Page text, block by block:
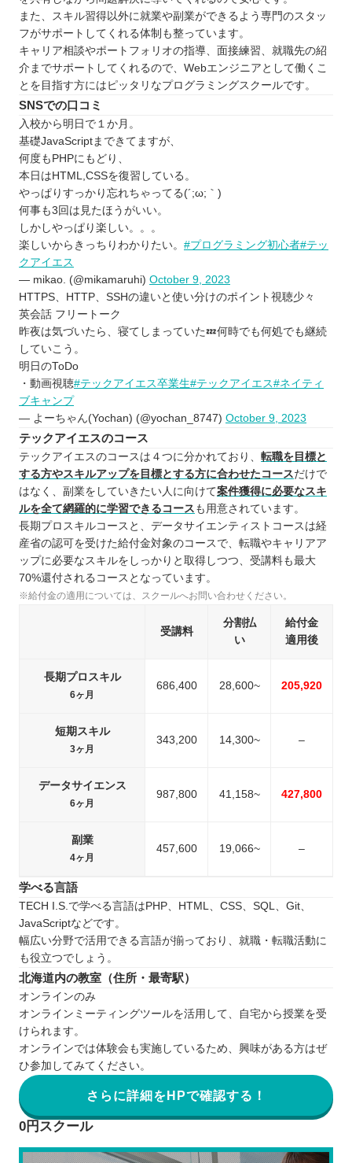
また、スキル習得以外に就業や副業ができるよう専門のスタッ
フがサポートしてくれる体制も整っています。
キャリア相談やポートフォリオの指導、面接練習、就職先の紹
介までサポートしてくれるので、Webエンジニアとして働くこ
とを目指す方にはピッタリなプログラミングスクールです。
SNSでの口コミ
入校から明日で１か月。
基礎JavaScriptまできてますが、
何度もPHPにもどり、
本日はHTML,CSSを復習している。
やっぱりすっかり忘れちゃってる(´;ω;｀)
何事も3回は見たほうがいい。
しかしやっぱり楽しい。。。
楽しいからきっちりわかりたい。 #プログラミング初心者#テッ
クアイエス
— mikao. (@mikamaruhi) October 9, 2023
HTTPS、HTTP、SSHの違いと使い分けのポイント視聴少々
英会話 フリートーク
昨夜は気づいたら、寝てしまっていた💤何時でも何処でも継続
していこう。
明日のToDo
・動画視聴#テックアイエス卒業生#テックアイエス#ネイティ
ブキャンプ
— よーちゃん(Yochan) (@yochan_8747) October 9, 2023
テックアイエスのコース
テックアイエスのコースは４つに分かれており、 転職を目標と
する方やスキルアップを目標とする方に合わせたコースだけで
はなく、副業をしていきたい人に向けて案件獲得に必要なスキ
ルを全て網羅的に学習できるコース も用意されています。
長期プロスキルコースと、データサイエンティストコースは経
産省の認可を受けた給付金対象のコースで、転職やキャリアア
ップに必要なスキルをしっかりと取得しつつ、受講料も最大
70%還付されるコースとなっています。
※給付金の適用については、スクールへお問い合わせください。
受講料
分割払
い
給付金
適用後
長期プロスキル
6ヶ月
686,400 28,600~ 205,920
短期スキル
3ヶ月
343,200 14,300~ –
データサイエンス
6ヶ月
987,800 41,158~ 427,800
副業
4ヶ月
457,600 19,066~ –
学べる言語
TECH I.S.で学べる言語はPHP、HTML、CSS、SQL、Git、
JavaScriptなどです。
幅広い分野で活用できる言語が揃っており、就職・転職活動に
も役立つでしょう。
北海道内の教室（住所・最寄駅）
オンラインのみ
オンラインミーティングツールを活用して、自宅から授業を受
けられます。
オンラインでは体験会も実施しているため、興味がある方はぜ
ひ参加してみてください。
さらに詳細をHPで確認する！
0円スクール